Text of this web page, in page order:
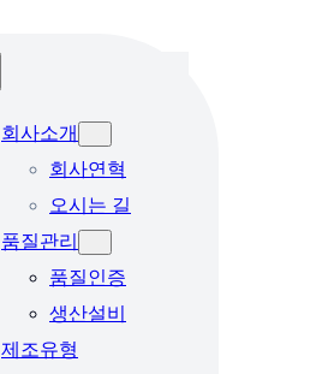
회사소개
회사연혁
오시는 길
품질관리
품질인증
생산설비
제조유형